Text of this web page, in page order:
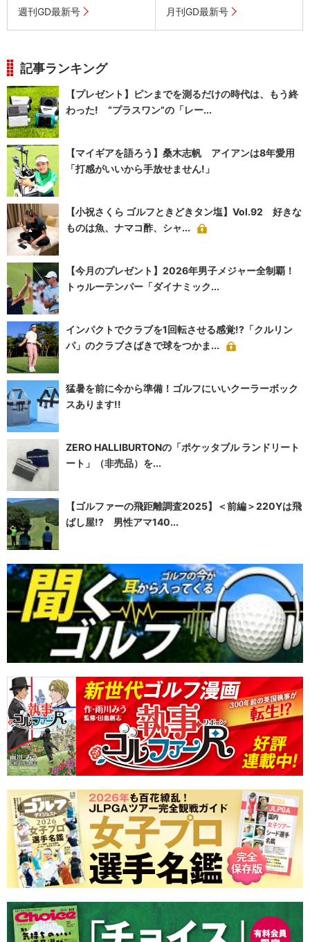
週刊GD最新号 月刊GD最新号
記事ランキング
【プレゼント】ピンまでを測るだけの時代は、もう終
わった! “プラスワン”の「レー...
【マイギアを語ろう】桑木志帆 アイアンは8年愛用
「打感がいいから手放せません!」
【小祝さくら ゴルフときどきタン塩】Vol.92 好きな
ものは魚、ナマコ酢、シャ...
【今月のプレゼント】2026年男子メジャー全制覇！
トゥルーテンパー「ダイナミック...
インパクトでクラブを1回転させる感覚!?「クルリン
パ」のクラブさばきで球をつかま...
猛暑を前に今から準備！ゴルフにいいクーラーボック
スあります!!
ZERO HALLIBURTONの「ポケッタブル ランドリート
ート」（非売品）を...
【ゴルファーの飛距離調査2025】＜前編＞220Yは飛
ばし屋!? 男性アマ140...